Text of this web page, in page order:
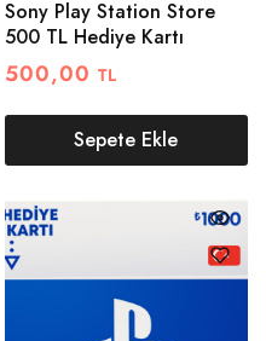
Sony Play Station Store
500 TL Hediye Kartı
500,00 TL
Sepete Ekle